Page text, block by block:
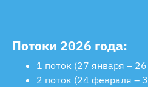
Потоки 2026 года:
1 поток (27 января –
2 поток (24 февраля –